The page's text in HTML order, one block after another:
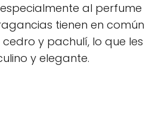
al perfume
tienen en común
y pachulí, lo que les
y elegante.